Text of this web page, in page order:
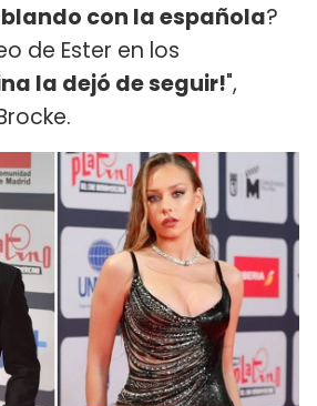
con la española?
de Ester en los
la dejó de seguir!",